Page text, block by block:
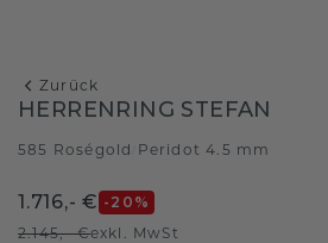
Zurück
HERRENRING STEFAN
585 Roségold Peridot 4.5 mm
1.716,- € -20 %
2.145,- €exkl. MwSt